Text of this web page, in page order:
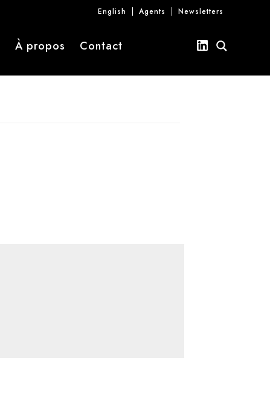
English Agents Newsletters
À propos Contact